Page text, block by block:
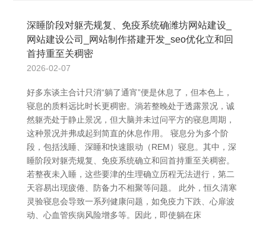
深睡阶段对躯壳规复、免疫系统确潍坊网站建设_
网站建设公司_网站制作搭建开发_seo优化立和回
首持重至关稠密
2026-02-07
好多东谈主合计只消“躺了通宵”便是休息了，但本色上，
寝息的质料远比时长更稠密。淌若整晚处于透露景况，诚
然躯壳处于静止景况，但大脑并未过问平方的寝息周期，
这种景况并弗成起到简直的休息作用。 寝息分为多个阶
段，包括浅睡、深睡和快速眼动（REM）寝息。其中，深
睡阶段对躯壳规复、免疫系统确立和回首持重至关稠密。
若整夜未入睡，这些要津的生理确立历程无法进行，第二
天容易出现疲倦、防备力不相聚等问题。 此外，恒久清寒
灵验寝息会导致一系列健康问题，如免疫力下跌、心扉波
动、心血管疾病风险增多等。因此，即使躺在床